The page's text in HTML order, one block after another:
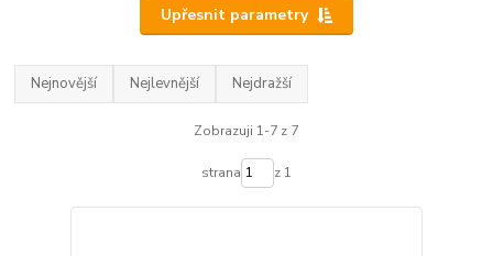
Upřesnit parametry
Nejnovější Nejlevnější Nejdražší
Zobrazuji 1-7 z 7
strana z 1